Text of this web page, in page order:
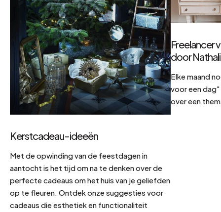
Kerstcadeau-ideeën
Met de opwinding van de feestdagen in
aantocht is het tijd om na te denken over de
perfecte cadeaus om het huis van je geliefden
op te fleuren. Ontdek onze suggesties voor
cadeaus die esthetiek en functionaliteit
Freelancer
door
Elke maand
voor een
over een